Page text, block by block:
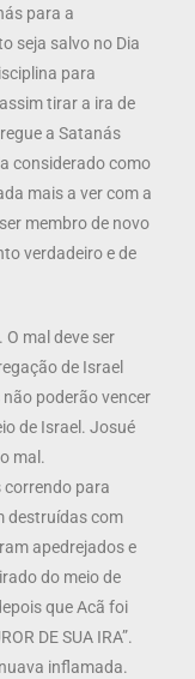
para a
seja salvo no Dia
para
tirar a ira de
a Satanás
considerado como
mais a ver com a
membro de novo
verdadeiro e de
O mal deve ser
de Israel
poderão vencer
de Israel. Josué
mal.
correndo para
destruídas com
apedrejados e
do meio de
que Acã foi
DE SUA IRA”.
inflamada.